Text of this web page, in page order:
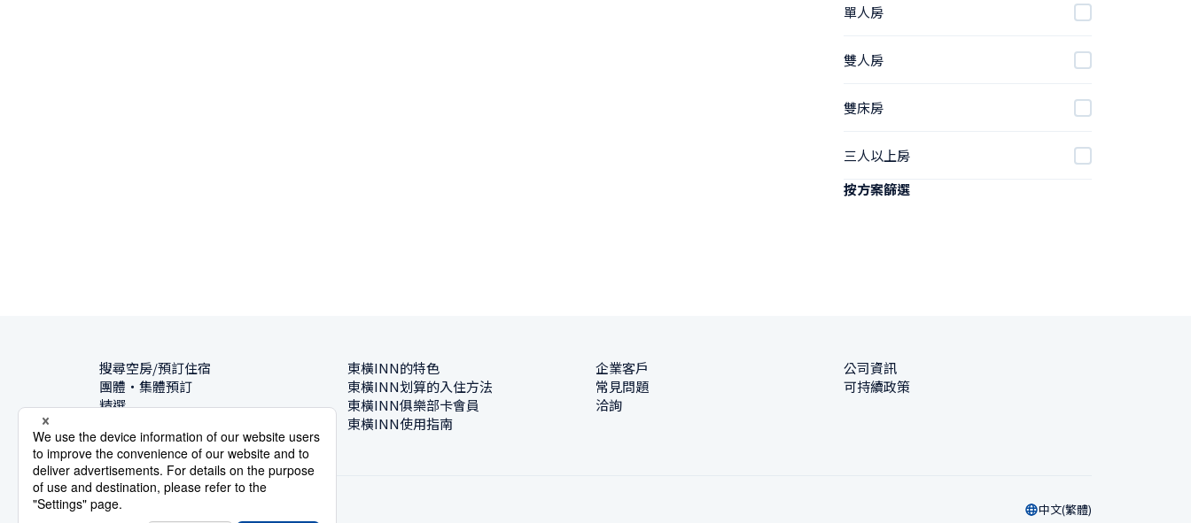
單人房
雙人房
雙床房
三人以上房
按方案篩選
搜尋空房/預訂住宿
團體・集體預訂
精選
東橫INN的特色
東橫INN划算的入住方法
東橫INN俱樂部卡會員
東橫INN使用指南
企業客戶
常見問題
洽詢
公司資訊
可持續政策
中文(繁體)